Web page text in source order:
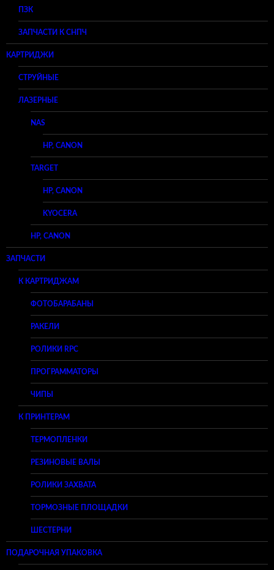
ПЗК
ЗАПЧАСТИ К СНПЧ
КАРТРИДЖИ
СТРУЙНЫЕ
ЛАЗЕРНЫЕ
NAS
HP, CANON
TARGET
HP, CANON
KYOCERA
HP, CANON
ЗАПЧАСТИ
К КАРТРИДЖАМ
ФОТОБАРАБАНЫ
РАКЕЛИ
РОЛИКИ RPC
ПРОГРАММАТОРЫ
ЧИПЫ
К ПРИНТЕРАМ
ТЕРМОПЛЕНКИ
РЕЗИНОВЫЕ ВАЛЫ
РОЛИКИ ЗАХВАТА
ТОРМОЗНЫЕ ПЛОЩАДКИ
ШЕСТЕРНИ
ПОДАРОЧНАЯ УПАКОВКА